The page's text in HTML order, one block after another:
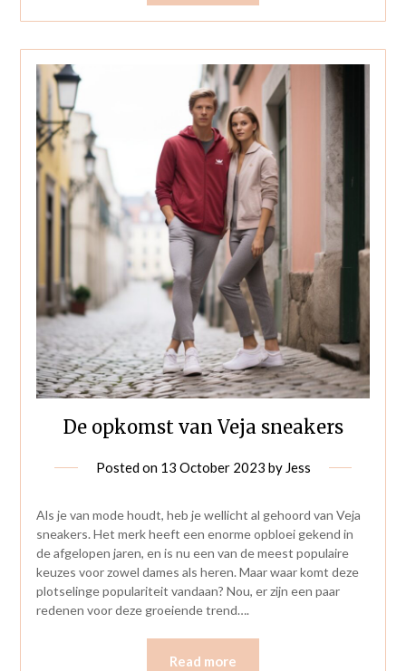
De opkomst van Veja sneakers
Posted on 13 October 2023 by Jess
Als je van mode houdt, heb je wellicht al gehoord van Veja
sneakers. Het merk heeft een enorme opbloei gekend in
de afgelopen jaren, en is nu een van de meest populaire
keuzes voor zowel dames als heren. Maar waar komt deze
plotselinge populariteit vandaan? Nou, er zijn een paar
redenen voor deze groeiende trend….
Read more